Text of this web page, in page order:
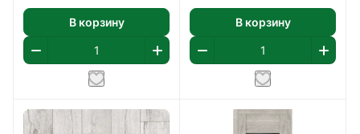
В корзину В корзину